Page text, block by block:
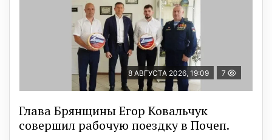
8 АВГУСТА 2026, 19:09 7
Глава Брянщины Егор Ковальчук
совершил рабочую поездку в Почеп.